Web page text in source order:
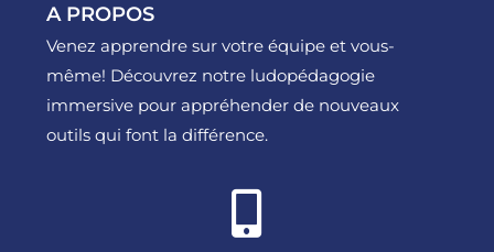
A PROPOS
Venez apprendre sur votre équipe et vous-
même! Découvrez notre ludopédagogie
immersive pour appréhender de nouveaux
outils qui font la différence.